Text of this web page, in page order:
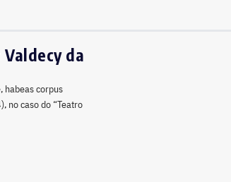
da
habeas corpus
no caso do “Teatro